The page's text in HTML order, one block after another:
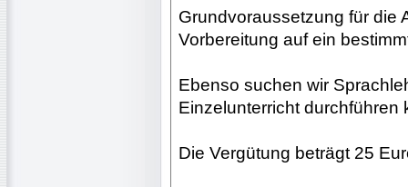
Grundvoraussetzung für die
Vorbereitung auf ein
Ebenso suchen wir
Einzelunterricht durchführen
Die Vergütung beträgt 25